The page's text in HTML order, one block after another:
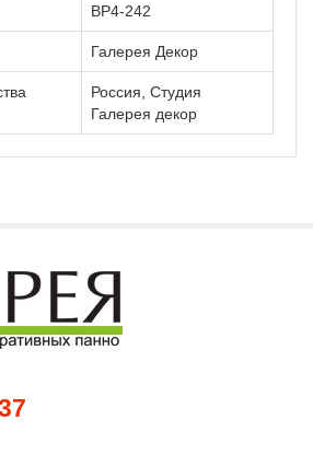
ВР4-242
Галерея Декор
Россия, Студия
Галерея декор